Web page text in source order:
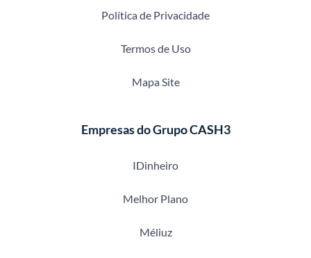
Política de Privacidade
Termos de Uso
Mapa Site
Empresas do Grupo CASH3
IDinheiro
Melhor Plano
Méliuz